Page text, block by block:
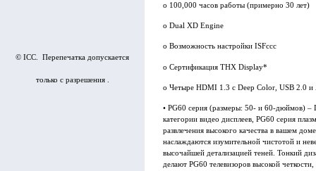
© ICC. Перепечатка допускается
только с разрешения .
o 100,000 часов работы (примерно 30 лет)
o Dual XD Engine
o Возможность настройки ISFccc
o Сертификация THX Display*
o Четыре HDMI 1.3 с Deep Color, USB 2.0 и
• PG60 серия (размеры: 50- и 60-дюймов) –
категории видео дисплеев, PG60 серия
развлечения высокого качества в вашем
наслаждаются изумительной чистотой и
высочайшей детализацией теней. Тонкий
делают PG60 телевизоров высокой